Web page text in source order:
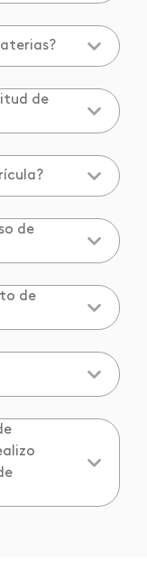
de
de
de